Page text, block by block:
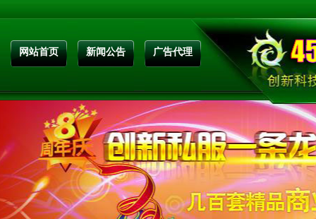
网站首页 新闻公告 广告代理